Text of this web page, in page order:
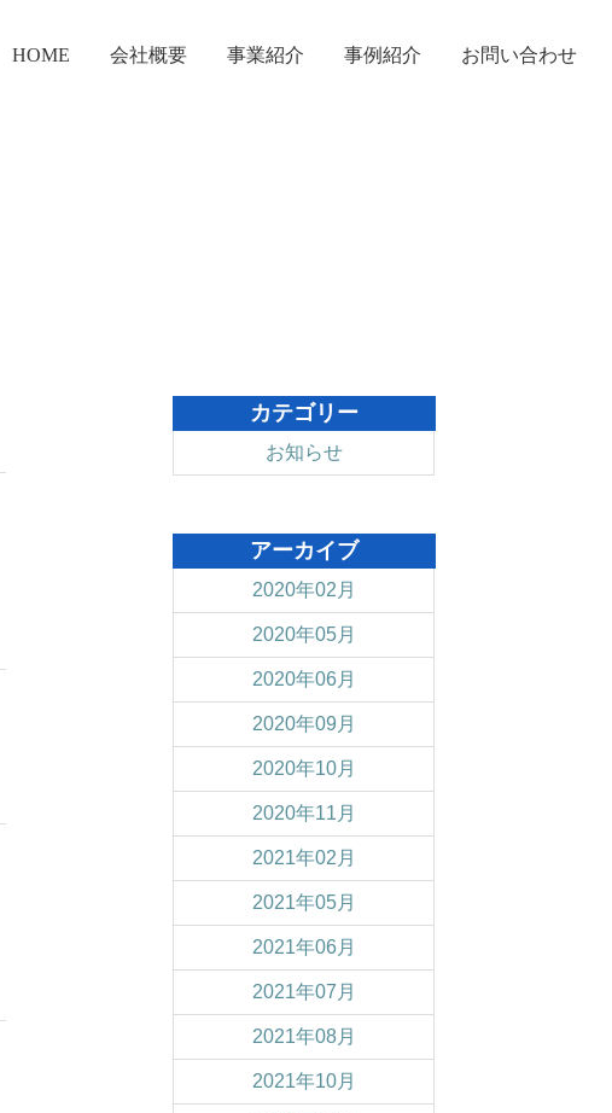
HOME 会社概要 事業紹介 事例紹介 お問い合わせ
カテゴリー
お知らせ
アーカイブ
2020年02月
2020年05月
2020年06月
2020年09月
2020年10月
2020年11月
2021年02月
2021年05月
2021年06月
2021年07月
2021年08月
2021年10月